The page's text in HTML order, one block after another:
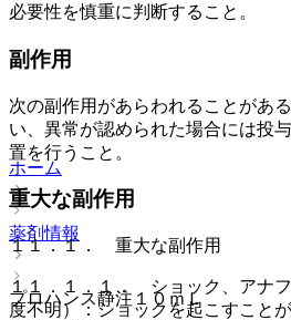
必要性を慎重に判断すること。
副作用
次の副作用があらわれることがあ
い、異常が認められた場合には投
置を行うこと。
重大な副作用
１１．１． 重大な副作用
１１．１．１． ショック、アナ
度不明）：ショックを起こすこと
ホーム
薬剤情報
プロハンス静注１０ｍＬ